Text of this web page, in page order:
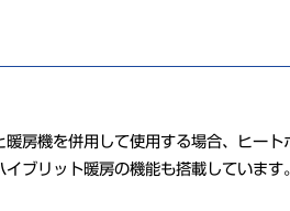
暖房機を併用して使用する場合、ヒー
ブリット暖房の機能も搭載しています。